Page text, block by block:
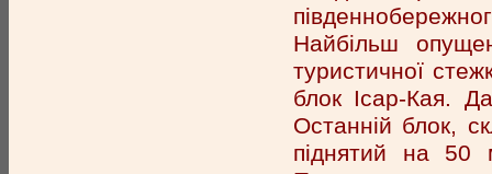
Найбільш
туристичної
блок Ісар-Кая.
Останній блок,
піднятий на 50